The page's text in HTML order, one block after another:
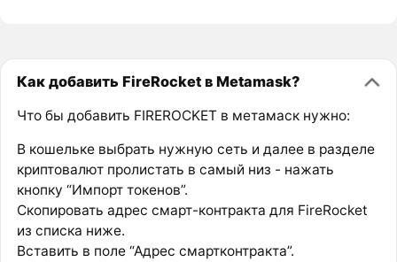
Как добавить FireRocket в Metamask?
Что бы добавить FIREROCKET в метамаск нужно:
В кошельке выбрать нужную сеть и далее в разделе
криптовалют пролистать в самый низ - нажать
кнопку “Импорт токенов”.
Скопировать адрес смарт-контракта для FireRocket
из списка ниже.
Вставить в поле “Адрес смартконтракта”.